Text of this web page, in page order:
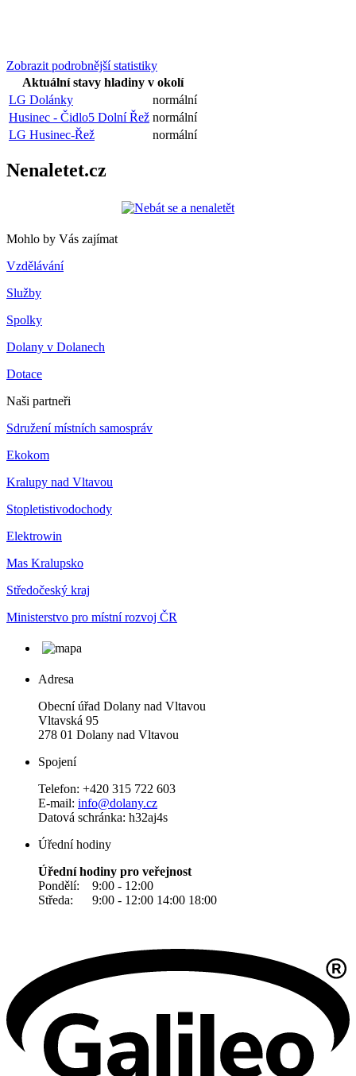
Zobrazit podrobnější statistiky
Aktuální stavy hladiny v okolí
LG Dolánky
normální
Husinec - Čidlo5 Dolní Řež normální
LG Husinec-Řež
normální
Nenaletet.cz
Mohlo by Vás zajímat
Vzdělávání
Služby
Spolky
Dolany v Dolanech
Dotace
Naši partneři
Sdružení místních samospráv
Ekokom
Kralupy nad Vltavou
Stopletistivodochody
Elektrowin
Mas Kralupsko
Středočeský kraj
Ministerstvo pro místní rozvoj ČR
Adresa
Obecní úřad Dolany nad Vltavou
Vltavská 95
278 01 Dolany nad Vltavou
Spojení
Telefon: +420 315 722 603
E-mail: info@dolany.cz
Datová schránka: h32aj4s
Úřední hodiny
Úřední hodiny pro veřejnost
Pondělí: 9:00 - 12:00
Středa: 9:00 - 12:00 14:00 18:00